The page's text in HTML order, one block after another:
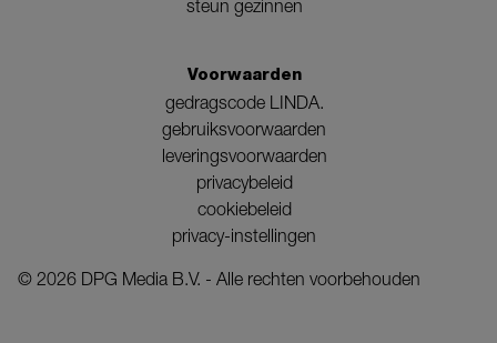
steun gezinnen
Voorwaarden
gedragscode LINDA.
gebruiksvoorwaarden
leveringsvoorwaarden
privacybeleid
cookiebeleid
privacy-instellingen
© 2026 DPG Media B.V. - Alle rechten voorbehouden